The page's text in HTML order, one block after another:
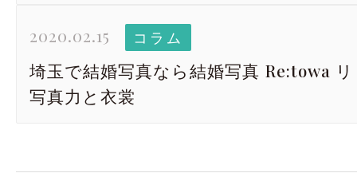
2020.02.15 コラム
埼玉で結婚写真なら結婚写真 Re:towa
写真力と衣裳